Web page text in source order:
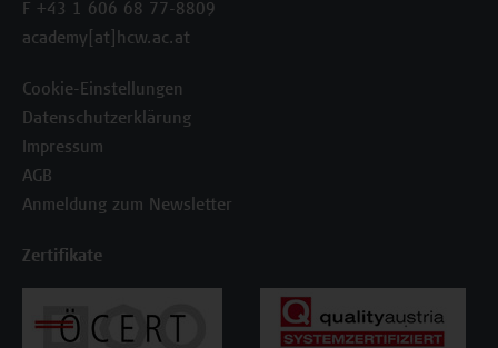
F +43 1 606 68 77-8809
academy[at]hcw.ac.at
Cookie-Einstellungen
Datenschutzerklärung
Impressum
AGB
Anmeldung zum Newsletter
Zertifikate